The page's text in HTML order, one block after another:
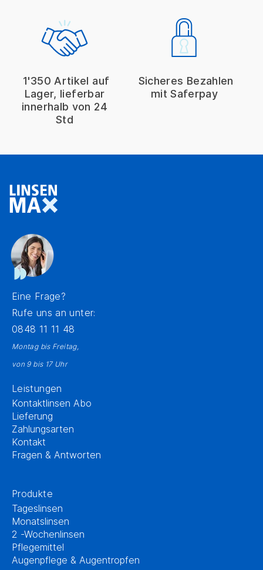
1'350 Artikel auf
Lager, lieferbar
innerhalb von 24
Std
Sicheres Bezahlen
mit Saferpay
Eine Frage?
Rufe uns an unter:
0848 11 11 48
Montag bis Freitag,
von 9 bis 17 Uhr
Leistungen
Kontaktlinsen Abo
Lieferung
Zahlungsarten
Kontakt
Fragen & Antworten
Produkte
Tageslinsen
Monatslinsen
2 -Wochenlinsen
Pflegemittel
Augenpflege & Augentropfen